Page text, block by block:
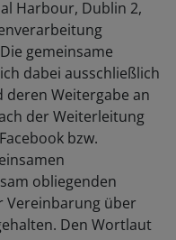
Harbour, Dublin 2,
gemeinsame
dabei ausschließlich
deren Weitergabe an
der Weiterleitung
bzw.
obliegenden
Vereinbarung über
Den Wortlaut